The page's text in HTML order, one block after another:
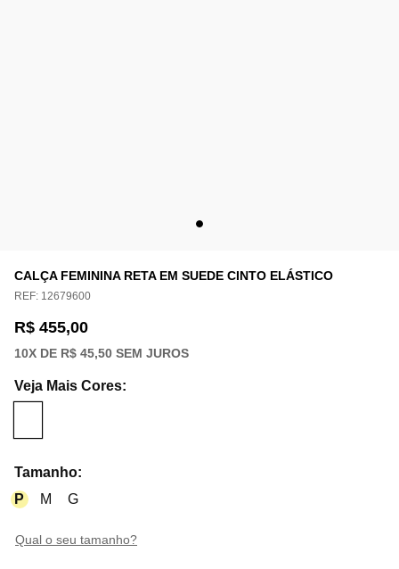
CALÇA FEMININA RETA EM SUEDE CINTO ELÁSTICO
REF: 12679600
R$ 455,00
10X DE R$ 45,50 SEM JUROS
Veja Mais Cores:
Tamanho:
P
M G
qual o seu tamanho?